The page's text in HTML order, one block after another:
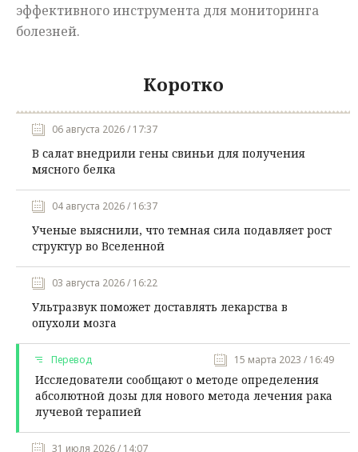
эффективного инструмента для мониторинга
болезней.
Коротко
06 августа 2026 / 17:37
В салат внедрили гены свиньи для получения
мясного белка
04 августа 2026 / 16:37
Ученые выяснили, что темная сила подавляет рост
структур во Вселенной
03 августа 2026 / 16:22
Ультразвук поможет доставлять лекарства в
опухоли мозга
Перевод 15 марта 2023 / 16:49
Исследователи сообщают о методе определения
абсолютной дозы для нового метода лечения рака
лучевой терапией
31 июля 2026 / 14:07